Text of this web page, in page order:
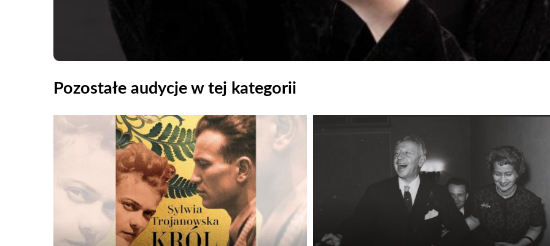
Pozostałe audycje w tej kategorii
dźwiękowych
dźwiękowych